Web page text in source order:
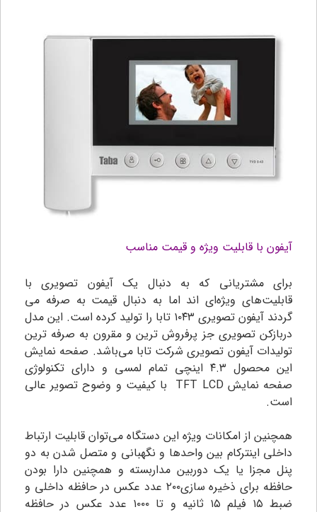
آیفون با قابلیت ویژه و قیمت مناسب
برای مشتریانی که به دنبال یک آیفون تصویری با
قابلیت‌های ویژه‌ای اند اما به دنبال قیمت به صرفه می
گردند آیفون تصویری ۱۰۴۳ تابا را تولید کرده است. این مدل
دربازکن تصویری جز پرفروش ترین و مقرون به صرفه ترین
تولیدات آیفون تصویری شرکت تابا می‌باشد. صفحه‌ نمایش
این محصول ۴.۳ اینچی تمام لمسی و دارای تکنولوژی
صفحه نمایش TFT LCD با کیفیت و وضوح تصویر عالی
است.
همچنین از امکانات ویژه این دستگاه می‌توان قابلیت ارتباط
داخلی اینترکام بین واحدها و نگهبانی و متصل شدن به دو
پنل مجزا یا یک دوربین مداربسته و همچنین دارا بودن
حافظه برای ذخیره سازی۲۰۰ عدد عکس در حافظه داخلی و
ضبط ۱۵ فیلم ۱۵ ثانیه و تا ۱۰۰۰ عدد عکس در حافظه